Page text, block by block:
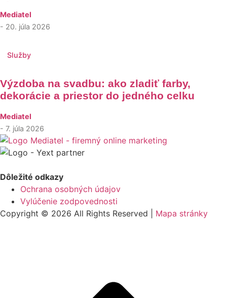
Mediatel
- 20. júla 2026
Služby
Výzdoba na svadbu: ako zladiť farby,
dekorácie a priestor do jedného celku
Mediatel
- 7. júla 2026
Dôležité odkazy
Ochrana osobných údajov
Vylúčenie zodpovednosti
Copyright © 2026 All Rights Reserved | Mapa stránky